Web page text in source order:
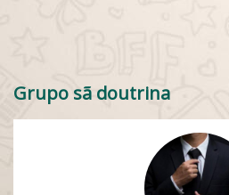
Grupo sã doutrina